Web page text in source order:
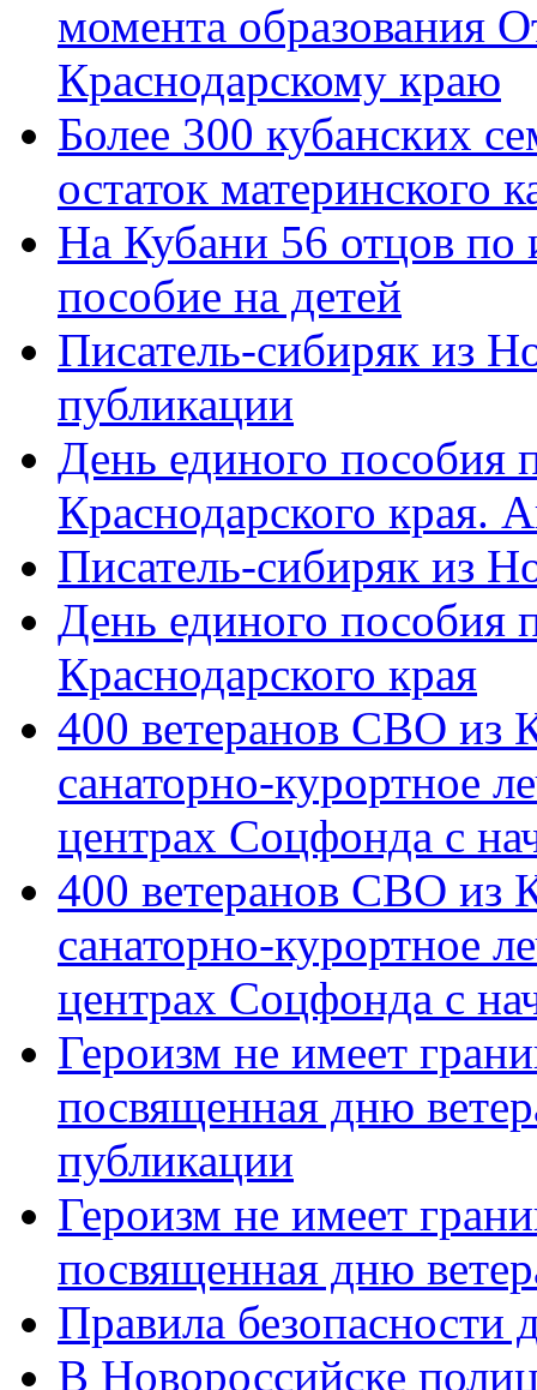
момента образования
Краснодарскому краю
Более 300 кубанских
остаток материнского
На Кубани 56 отцов по
пособие на детей
Писатель-сибиряк из
публикации
День единого пособия
Краснодарского края.
Писатель-сибиряк из
День единого пособия
Краснодарского края
400 ветеранов СВО из
санаторно-курортное
центрах Соцфонда с
400 ветеранов СВО из
санаторно-курортное
центрах Соцфонда с
Героизм не имеет
посвященная дню
публикации
Героизм не имеет
посвященная дню
Правила безопасности
В Новороссийске